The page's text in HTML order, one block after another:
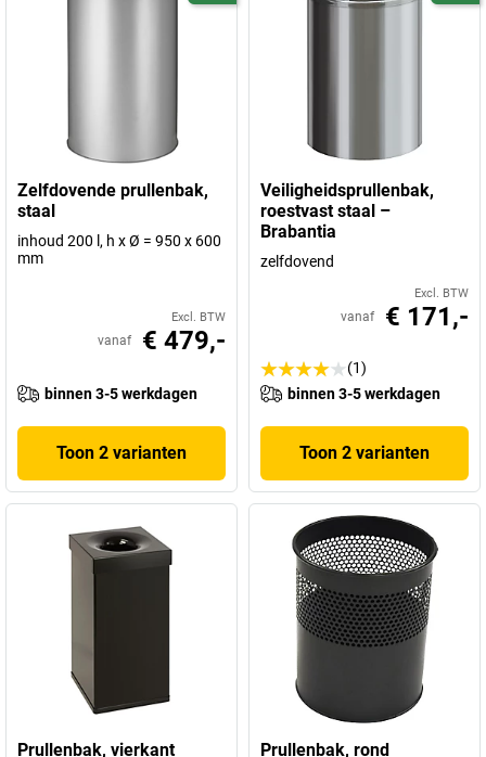
Zelfdovende prullenbak,
staal
inhoud 200 l, h x Ø = 950 x 600
mm
Excl. BTW
vanaf € 479,-
binnen 3-5 werkdagen
Toon 2 varianten
Veiligheidsprullenbak,
roestvast staal –
Brabantia
zelfdovend
Excl. BTW
vanaf € 171,-
(1)
binnen 3-5 werkdagen
Toon 2 varianten
Prullenbak, vierkant Prullenbak, rond